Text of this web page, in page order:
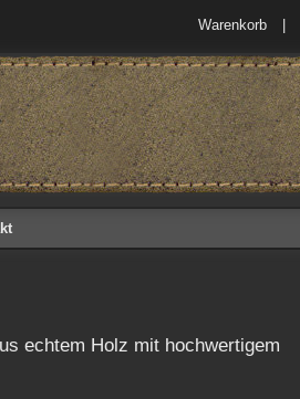
Warenkorb
echtem Holz mit hochwertigem